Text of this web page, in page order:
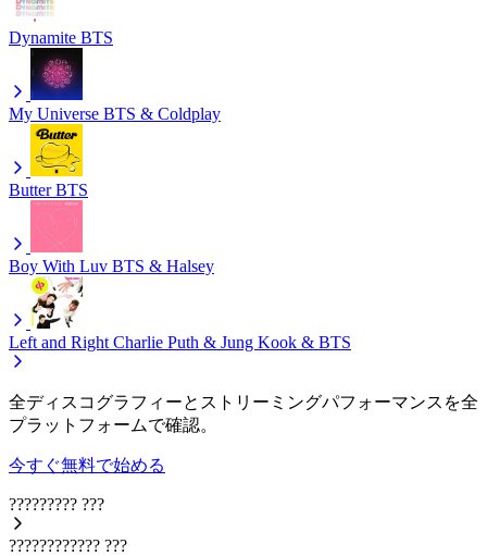
Dynamite BTS
My Universe BTS & Coldplay
Butter BTS
Boy With Luv BTS & Halsey
Left and Right Charlie Puth & Jung Kook & BTS
全ディスコグラフィーとストリーミングパフォーマンスを全
プラットフォームで確認。
今すぐ無料で始める
????????? ???
???????????? ???